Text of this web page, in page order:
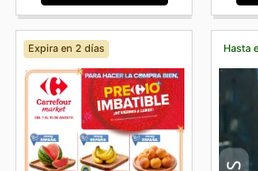
Expira en 2 días Hasta